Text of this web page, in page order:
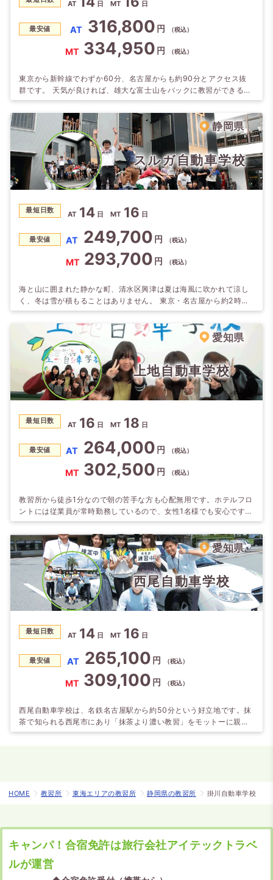
AT 日 MT 日
最安値 AT 316,800 円 （税込）
MT 334,950 円 （税込）
東京から新幹線でわずか60分、名古屋からも約90分とアクセス抜
群です。 天気が良ければ、雄大な富士山をバックに教習ができるの
も魅力♪ 空き時間には少し足を延ばして思いっきり合宿生活を楽し
んじゃお！ 最寄りの裾野駅から20分程の御殿場駅からは「御殿場
プレミアムアウトレット」へのシャトルバスがあります。 また6分
の岩波駅からは「時之栖」へのシャトルバスがありますよ。
静岡県
スルガ自動車学校
最短日数 AT 14 日 MT 16 日
最安値 AT 249,700 円 （税込）
MT 293,700 円 （税込）
海と山に囲まれた静かな町、清水区興津は夏は海風に吹かれて涼し
く、冬は雪が積もることはありません。 東京・名古屋から約2時間
で旅行気分を味わいながら運転免許を取得。 海や山に囲まれた渋滞
の少ない海沿いの教習コースで気持ちよくドライビング。 人気の自
炊プランから、温泉施設の宿泊先までプランも充実していて人気の
教習所です。【オススメ】世界遺産登録の三保の松原。清水名物、
黒はんぺんと桜エビ、生シラスもどう…
愛知県
上地自動車学校
最短日数 AT 16 日 MT 18 日
最安値 AT 264,000 円 （税込）
MT 302,500 円 （税込）
教習所から徒歩1分なので朝の苦手な方も心配無用です。ホテルフロ
ントには従業員が常時勤務しているので、女性1名様でも安心です。
周辺の施設が充実しているので充実した合宿生活を送れます。教官
も優しい親切な人ばかりで笑顔が絶えません！好きな教官を選択で
きるシステムがあります。
愛知県
西尾自動車学校
最短日数 AT 14 日 MT 16 日
最安値 AT 265,100 円 （税込）
MT 309,100 円 （税込）
西尾自動車学校は、名鉄名古屋駅から約50分という好立地です。抹
茶で知られる西尾市にあり「抹茶より濃い教習」をモットーに親切
な指導を心掛けています。ホテルは教習所に隣接している為、空い
HOME 教習所 東海エリアの教習所 静岡県の教習所 掛川自動車学校
キャンパ！合宿免許は旅行会社アイテックトラベ
ルが運営